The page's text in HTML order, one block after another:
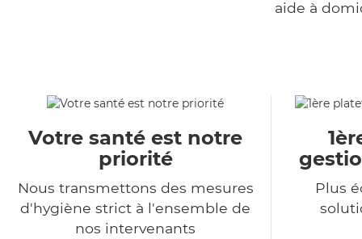
aide à
Votre santé est notre
priorité
Nous transmettons des mesures
d'hygiène strict à l'ensemble de
nos intervenants
Plus